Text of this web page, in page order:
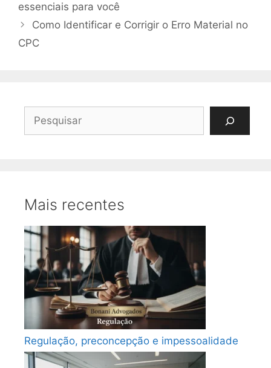
essenciais para você
Como Identificar e Corrigir o Erro Material no
CPC
Pesquisar
Mais recentes
Regulação, preconcepção e impessoalidade